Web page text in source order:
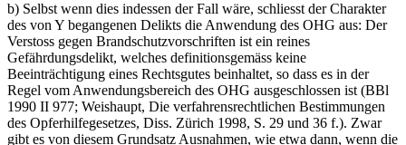
b) Selbst wenn dies indessen der Fall wäre, schliesst der Charakter
des von Y begangenen Delikts die Anwendung des OHG aus: Der
Verstoss gegen Brandschutzvorschriften ist ein reines
Gefährdungsdelikt, welches definitionsgemäss keine
Beeinträchtigung eines Rechtsgutes beinhaltet, so dass es in der
Regel vom Anwendungsbereich des OHG ausgeschlossen ist (BBl
1990 II 977; Weishaupt, Die verfahrensrechtlichen Bestimmungen
des Opferhilfegesetzes, Diss. Zürich 1998, S. 29 und 36 f.). Zwar
gibt es von diesem Grundsatz Ausnahmen, wie etwa dann, wenn die